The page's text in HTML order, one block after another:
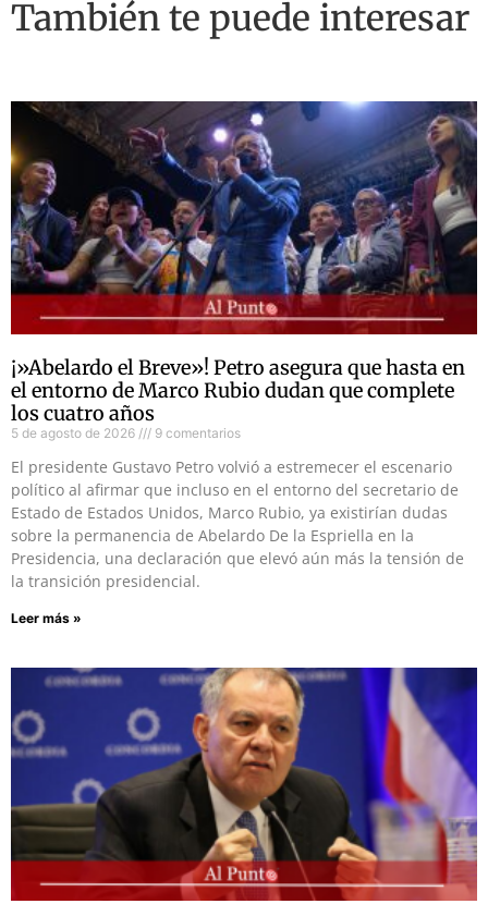
También te puede interesar
¡»Abelardo el Breve»! Petro asegura que hasta en
el entorno de Marco Rubio dudan que complete
los cuatro años
5 de agosto de 2026 9 comentarios
El presidente Gustavo Petro volvió a estremecer el escenario
político al afirmar que incluso en el entorno del secretario de
Estado de Estados Unidos, Marco Rubio, ya existirían dudas
sobre la permanencia de Abelardo De la Espriella en la
Presidencia, una declaración que elevó aún más la tensión de
la transición presidencial.
Leer más »